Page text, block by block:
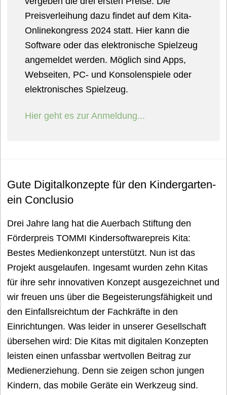
Preisverleihung dazu findet auf dem Kita-
Onlinekongress 2024 statt. Hier kann die
Software oder das elektronische Spielzeug
angemeldet werden. Möglich sind Apps,
Webseiten, PC- und Konsolenspiele oder
elektronisches Spielzeug.
Hier geht es zur Anmeldung...
Gute Digitalkonzepte für den Kindergarten-
ein Conclusio
Drei Jahre lang hat die Auerbach Stiftung den
Förderpreis TOMMI Kindersoftwarepreis Kita:
Bestes Medienkonzept unterstützt. Nun ist das
Projekt ausgelaufen. Ingesamt wurden zehn Kitas
für ihre sehr innovativen Konzept ausgezeichnet und
wir freuen uns über die Begeisterungsfähigkeit und
den Einfallsreichtum der Fachkräfte in den
Einrichtungen. Was leider in unserer Gesellschaft
übersehen wird: Die Kitas mit digitalen Konzepten
leisten einen unfassbar wertvollen Beitrag zur
Medienerziehung. Denn sie zeigen schon jungen
Kindern, das mobile Geräte ein Werkzeug sind.